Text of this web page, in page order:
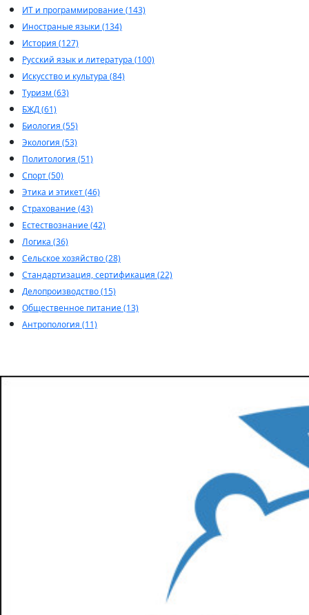
ИТ и программирование (143)
Иностраные языки (134)
История (127)
Русский язык и литература (100)
Искусство и культура (84)
Туризм (63)
БЖД (61)
Биология (55)
Экология (53)
Политология (51)
Спорт (50)
Этика и этикет (46)
Страхование (43)
Естествознание (42)
Логика (36)
Сельское хозяйство (28)
Стандартизация, сертификация (22)
Делопроизводство (15)
Общественное питание (13)
Антропология (11)